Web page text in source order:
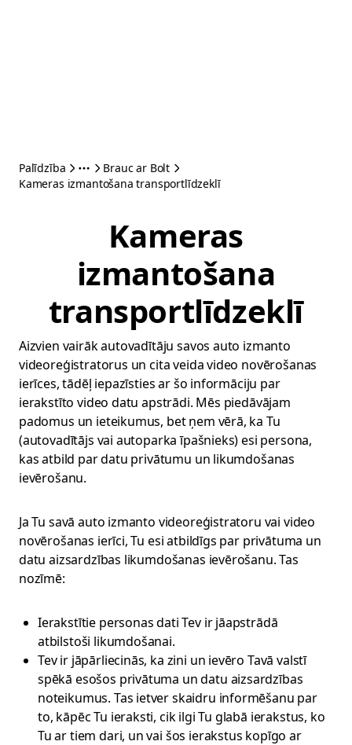
Palīdzība
Brauc ar Bolt
Kameras izmantošana transportlīdzeklī
Kameras
izmantošana
transportlīdzeklī
Aizvien vairāk autovadītāju savos auto izmanto
videoreģistratorus un cita veida video novērošanas
ierīces, tādēļ iepazīsties ar šo informāciju par
ierakstīto video datu apstrādi. Mēs piedāvājam
padomus un ieteikumus, bet ņem vērā, ka Tu
(autovadītājs vai autoparka īpašnieks) esi persona,
kas atbild par datu privātumu un likumdošanas
ievērošanu.
Ja Tu savā auto izmanto videoreģistratoru vai video
novērošanas ierīci, Tu esi atbildīgs par privātuma un
datu aizsardzības likumdošanas ievērošanu. Tas
nozīmē:
Ierakstītie personas dati Tev ir jāapstrādā
atbilstoši likumdošanai.
Tev ir jāpārliecinās, ka zini un ievēro Tavā valstī
spēkā esošos privātuma un datu aizsardzības
noteikumus. Tas ietver skaidru informēšanu par
to, kāpēc Tu ieraksti, cik ilgi Tu glabā ierakstus, ko
Tu ar tiem dari, un vai šos ierakstus kopīgo ar